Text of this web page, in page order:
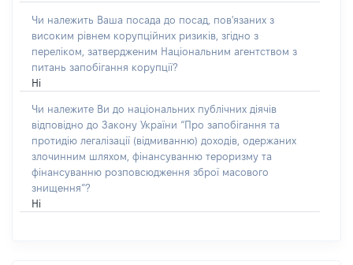
Чи належить Ваша посада до посад, пов'язаних з
високим рівнем корупційних ризиків, згідно з
переліком, затвердженим Національним агентством з
питань запобігання корупції?
Ні
Чи належите Ви до національних публічних діячів
відповідно до Закону України “Про запобігання та
протидію легалізації (відмиванню) доходів, одержаних
злочинним шляхом, фінансуванню тероризму та
фінансуванню розповсюдження зброї масового
знищення”?
Ні